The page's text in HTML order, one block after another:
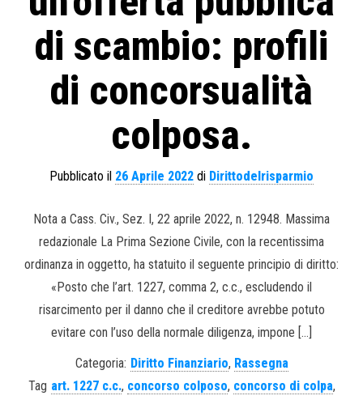
di scambio: profili
di concorsualità
colposa.
Pubblicato il 26 Aprile 2022 di Dirittodelrisparmio
Nota a Cass. Civ., Sez. I, 22 aprile 2022, n. 12948. Massima
redazionale La Prima Sezione Civile, con la recentissima
ordinanza in oggetto, ha statuito il seguente principio di diritto:
«Posto che l’art. 1227, comma 2, c.c., escludendo il
risarcimento per il danno che il creditore avrebbe potuto
evitare con l’uso della normale diligenza, impone […]
Categoria: Diritto Finanziario, Rassegna
Tag art. 1227 c.c., concorso colposo, concorso di colpa,